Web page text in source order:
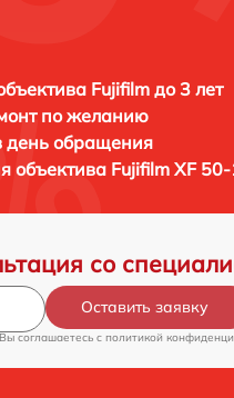
Fujifilm до 3 лет
по желанию
день обращения
объектива Fujifilm XF
со
Оставить заявку
соглашаетесь c политикой